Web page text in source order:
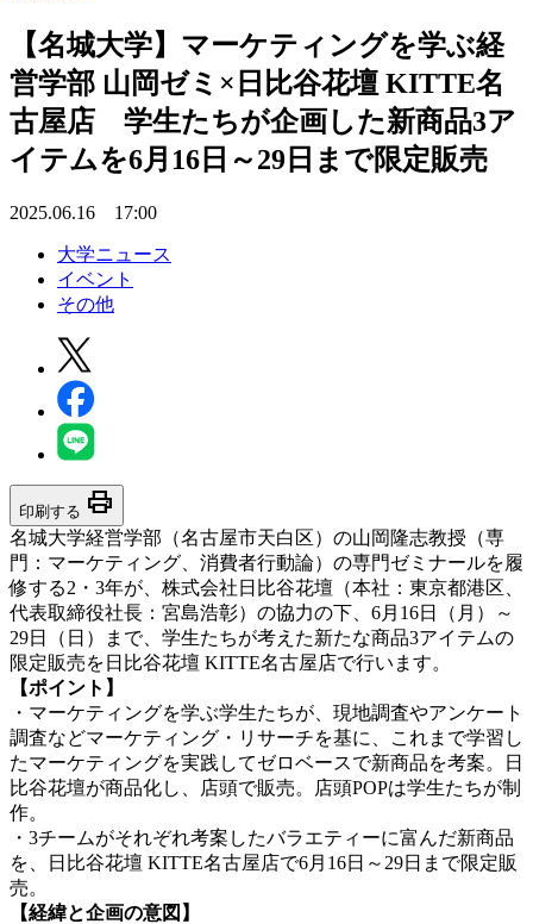
【名城大学】マーケティングを学ぶ経
営学部 山岡ゼミ×日比谷花壇 KITTE名
古屋店 学生たちが企画した新商品3ア
イテムを6月16日～29日まで限定販売
2025.06.16 17:00
大学ニュース
イベント
その他
印刷する print
名城大学経営学部（名古屋市天白区）の山岡隆志教授（専
門：マーケティング、消費者行動論）の専門ゼミナールを履
修する2・3年が、株式会社日比谷花壇（本社：東京都港区、
代表取締役社長：宮島浩彰）の協力の下、6月16日（月）～
29日（日）まで、学生たちが考えた新たな商品3アイテムの
限定販売を日比谷花壇 KITTE名古屋店で行います。
【ポイント】
・マーケティングを学ぶ学生たちが、現地調査やアンケート
調査などマーケティング・リサーチを基に、これまで学習し
たマーケティングを実践してゼロベースで新商品を考案。日
比谷花壇が商品化し、店頭で販売。店頭POPは学生たちが制
作。
・3チームがそれぞれ考案したバラエティーに富んだ新商品
を、日比谷花壇 KITTE名古屋店で6月16日～29日まで限定販
売。
【経緯と企画の意図】